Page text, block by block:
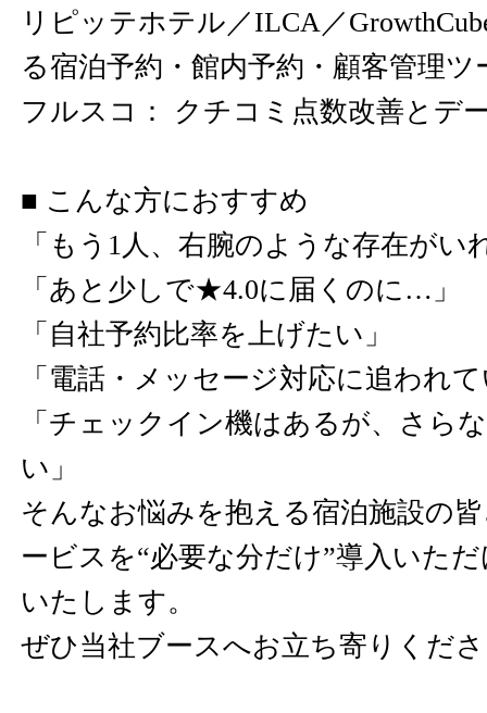
リピッテホテル／ILCA／
る宿泊予約・館内予約・顧客管理ツ
フルスコ： クチコミ点数改善とデ
■ こんな方におすすめ
「もう1人、右腕のような存在が
「あと少しで★4.0に届くのに…」
「自社予約比率を上げたい」
「電話・メッセージ対応に追われ
「チェックイン機はあるが、さら
い」
そんなお悩みを抱える宿泊施設の
ービスを“必要な分だけ”導入いた
いたします。
ぜひ当社ブースへお立ち寄りくだ